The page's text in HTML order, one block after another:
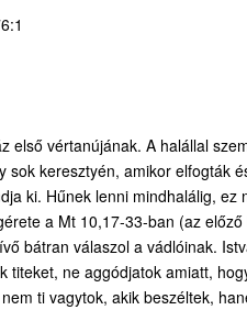
első vértanújának. A halállal
keresztyén, amikor elfogták
ki. Hűnek lenni mindhalálig,
a Mt 10,17-33-ban (az
bátran válaszol a vádlóinak.
titeket, ne aggódjatok amiatt,
ti vagytok, akik beszéltek,